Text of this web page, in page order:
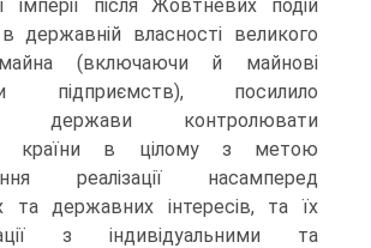
імперії після Жовтневих подій
державній власності великого
(включаючи й майнові
підприємств), посилило
держави контролювати
країни в цілому з метою
реалізації насамперед
та державних інтересів, та їх
з індивідуальними та